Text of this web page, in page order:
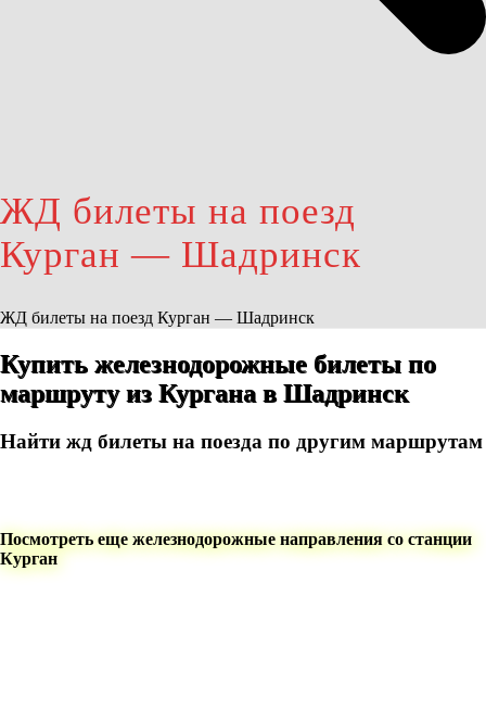
ЖД билеты на поезд
Курган — Шадринск
ЖД билеты на поезд Курган — Шадринск
Купить железнодорожные билеты по
маршруту из Кургана в Шадринск
Найти жд билеты на поезда по другим маршрутам
Посмотреть еще железнодорожные направления со станции
Курган